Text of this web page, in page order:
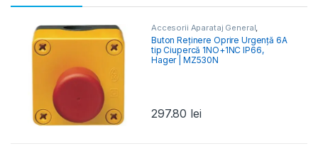
Accesorii Aparataj General
Accesorii Aparataj Modular,
Accesorii Tablou Electric,
Întrerupătoare Protecție Motor
Buton Reținere Oprire Urgență 6A
tip Ciupercă 1NO+1NC IP66,
Hager | MZ530N
297.80 lei